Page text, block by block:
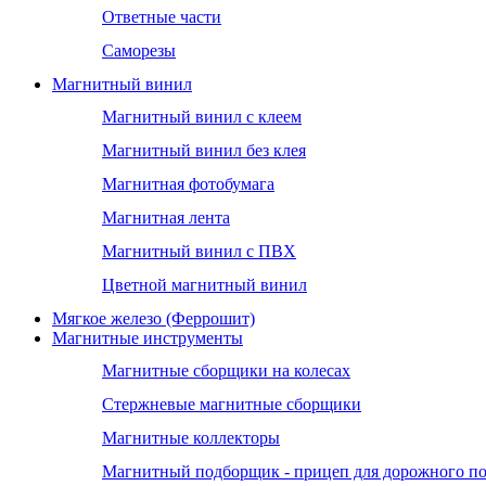
Ответные части
Саморезы
Магнитный винил
Магнитный винил с клеем
Магнитный винил без клея
Магнитная фотобумага
Магнитная лента
Магнитный винил с ПВХ
Цветной магнитный винил
Мягкое железо (Феррошит)
Магнитные инструменты
Магнитные сборщики на колесах
Стержневые магнитные сборщики
Магнитные коллекторы
Магнитный подборщик - прицеп для дорожного